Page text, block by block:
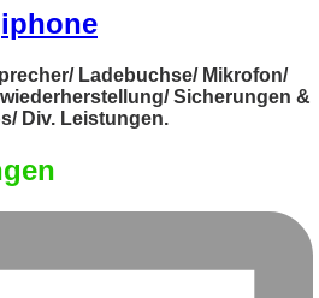
iphone
Ladebuchse/ Mikrofon/
Sicherungen &
Div. Leistungen.